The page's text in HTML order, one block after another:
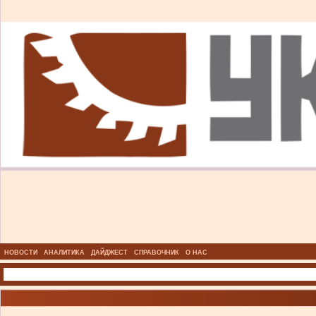
НОВОСТИ АНАЛИТИКА ДАЙДЖЕСТ СПРАВОЧНИК О НАС